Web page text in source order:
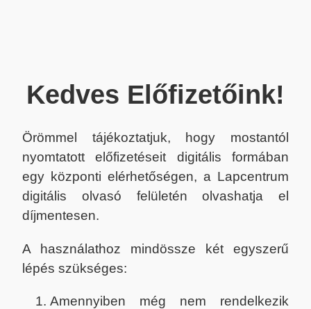
Kedves Előfizetőink!
Örömmel tájékoztatjuk, hogy mostantól
nyomtatott előfizetéseit digitális formában
egy központi elérhetőségen, a Lapcentrum
digitális olvasó felületén olvashatja el
díjmentesen.
A használathoz mindössze két egyszerű
lépés szükséges:
Amennyiben még nem rendelkezik